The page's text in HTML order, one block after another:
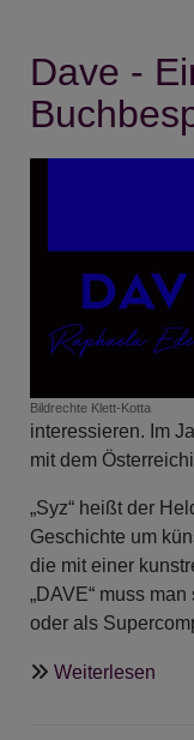
Dave -
Bildrechte Klett-Kotta
interessieren. Im
mit dem
„Syz“ heißt der
Geschichte um
die mit einer
„DAVE“ muss
oder als
Weiterlesen